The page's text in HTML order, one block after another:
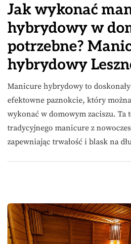
Jak wykonać
hybrydowy w
potrzebne?
hybrydowy
Manicure hybrydowy to
efektowne paznokcie, który
wykonać w domowym zaciszu. Ta
tradycyjnego manicure z
zapewniając trwałość i blask na